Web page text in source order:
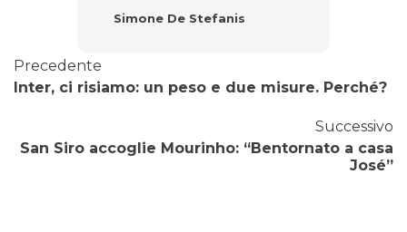
Simone De Stefanis
Precedente
Inter, ci risiamo: un peso e due misure. Perché?
Successivo
San Siro accoglie Mourinho: “Bentornato a casa
José”